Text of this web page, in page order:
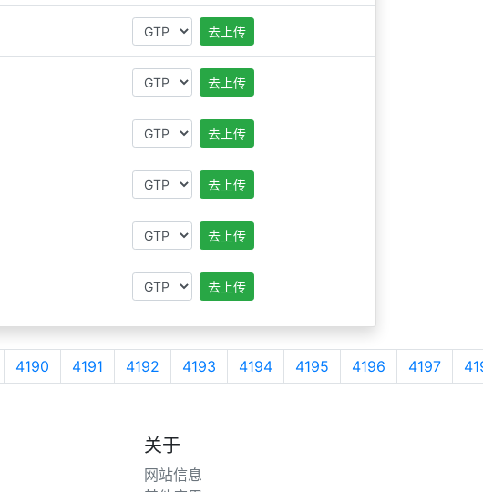
去上传
去上传
去上传
去上传
去上传
去上传
4190 4191 4192 4193 4194 4195 4196 4197
关于
网站信息